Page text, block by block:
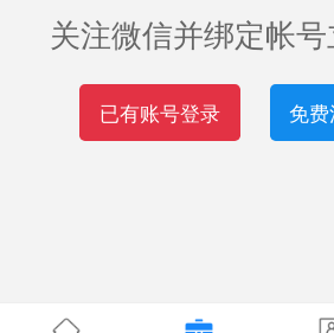
关注微信并绑定帐号
已有账号登录 免